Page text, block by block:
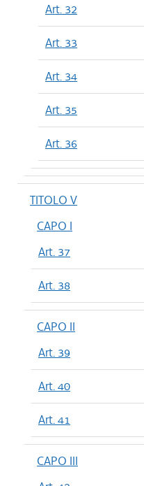
Art. 32
Art. 33
Art. 34
Art. 35
Art. 36
TITOLO V
CAPO I
Art. 37
Art. 38
CAPO II
Art. 39
Art. 40
Art. 41
CAPO III